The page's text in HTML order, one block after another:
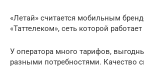
«Летай» считается мобильным
«Таттелеком», сеть которой
У оператора много тарифов,
разными потребностями. Качество